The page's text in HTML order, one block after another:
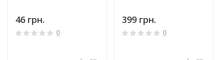
46 грн.
0
399 грн.
0